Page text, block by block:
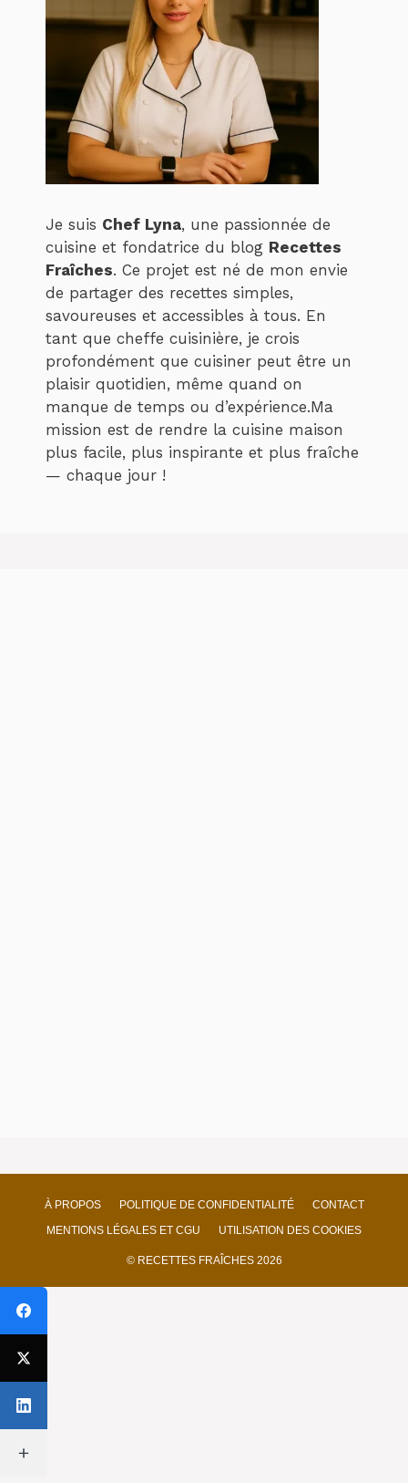
Je suis Chef Lyna, une passionnée de
cuisine et fondatrice du blog Recettes
Fraîches. Ce projet est né de mon envie
de partager des recettes simples,
savoureuses et accessibles à tous. En
tant que cheffe cuisinière, je crois
profondément que cuisiner peut être un
plaisir quotidien, même quand on
manque de temps ou d’expérience.Ma
mission est de rendre la cuisine maison
plus facile, plus inspirante et plus fraîche
— chaque jour !
À PROPOS POLITIQUE DE CONFIDENTIALITÉ
CONTACT
MENTIONS LÉGALES ET CGU
UTILISATION DES COOKIES
© RECETTES FRAÎCHES 2026